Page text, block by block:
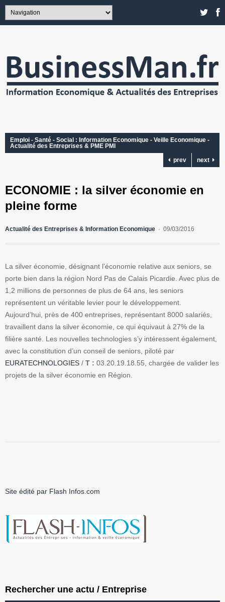
Emploi - Santé - Social : Information Economique - Veille Economique -
Actualité des Entreprises & PME PMI
prev
next
ECONOMIE : la silver économie en
pleine forme
Actualité des Entreprises & Information Economique 09/03/2016
La silver économie, désignant l’économie relative aux seniors, se
porte bien dans la région Nord Pas de Calais Picardie. Avec plus de
1,2 millions de personnes de plus de 64 ans, les seniors
représentent un véritable levier pour le développement.
Aujourd’hui, près de 400 entreprises, représentant 8000 salariés,
travaillent dans la silver économie, ce qui équivaut à 27% de la
filière santé. Les nouvelles technologies s’y intéressent également,
avec la constitution d’un conseil de seniors, piloté par
EURATECHNOLOGIES / T : 03.20.19.18.55, chargée de valider les
projets de la silver économie en Région.
Site édité par Flash Infos.com
Rechercher une actu / Entreprise